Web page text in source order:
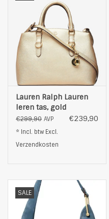
Lauren Ralph Lauren
leren tas, gold
€299,90 AVP €239,90
* Incl. btw Excl.
Verzendkosten
SALE